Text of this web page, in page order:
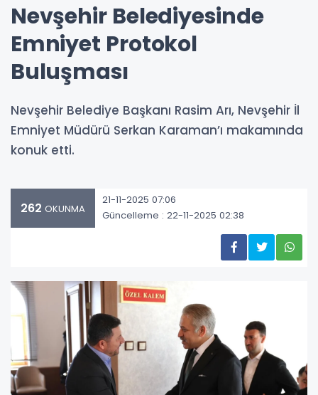
Nevşehir Belediyesinde
Emniyet Protokol
Buluşması
Nevşehir Belediye Başkanı Rasim Arı, Nevşehir İl
Emniyet Müdürü Serkan Karaman’ı makamında
konuk etti.
262 OKUNMA
21-11-2025 07:06
Güncelleme : 22-11-2025 02:38